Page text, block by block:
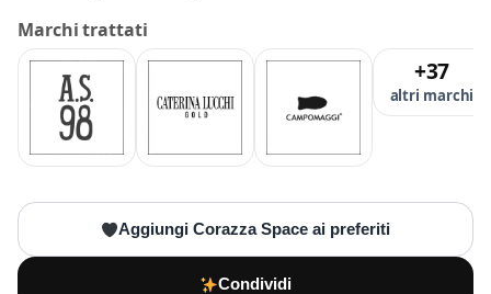
Marchi trattati
+37
altri marchi
Aggiungi Corazza Space ai preferiti
Condividi